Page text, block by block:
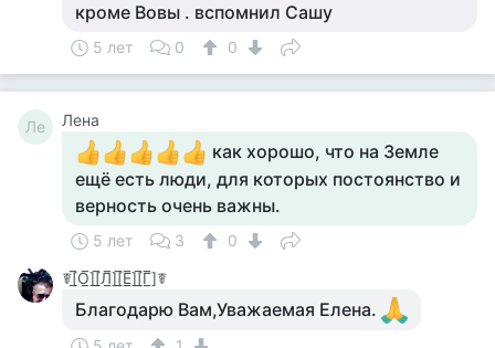
кроме Вовы . вспомнил Сашу
5 лет 0 0
Ле Лена
как хорошо, что на Земле
ещё есть люди, для которых постоянство и
верность очень важны.
5 лет 3
0
☤[̲̅О̲̅][̲̅Л̲̅][̲̅Е̲̅][̲̅Г̲̅]☤
Благодарю Вам,Уважаемая Елена.